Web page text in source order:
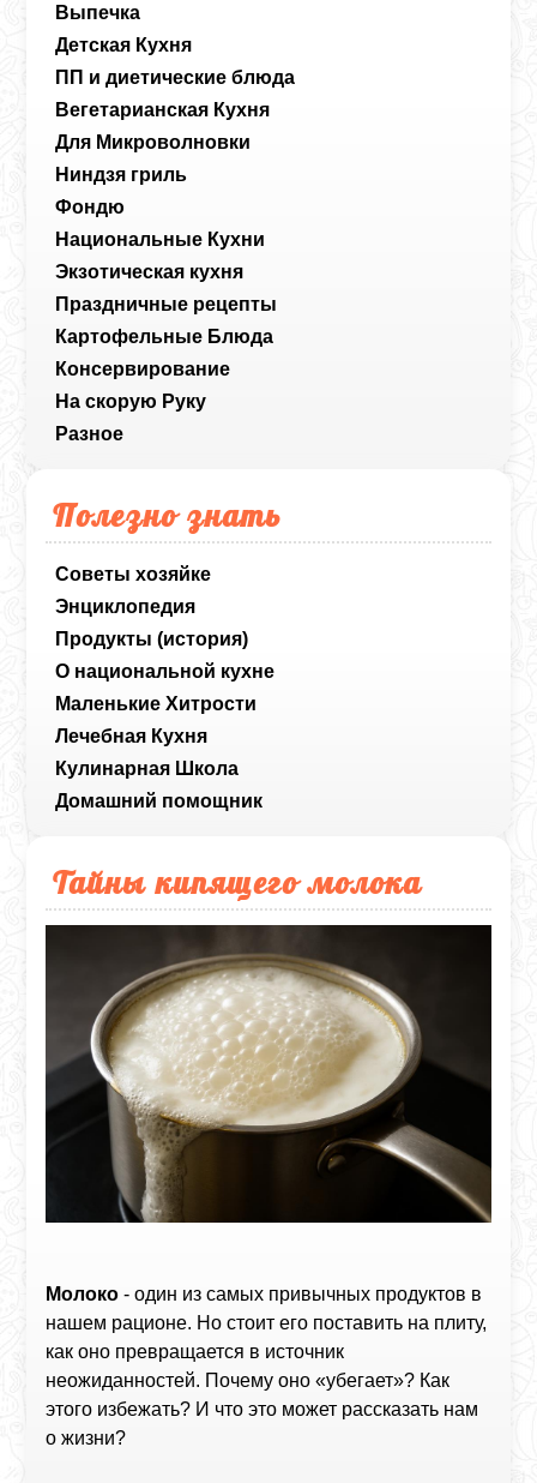
Выпечка
Детская Кухня
ПП и диетические блюда
Вегетарианская Кухня
Для Микроволновки
Ниндзя гриль
Фондю
Национальные Кухни
Экзотическая кухня
Праздничные рецепты
Картофельные Блюда
Консервирование
На скорую Руку
Разное
Полезно знать
Советы хозяйке
Энциклопедия
Продукты (история)
О национальной кухне
Маленькие Хитрости
Лечебная Кухня
Кулинарная Школа
Домашний помощник
Тайны кипящего молока
Молоко - один из самых привычных продуктов в
нашем рационе. Но стоит его поставить на плиту,
как оно превращается в источник
неожиданностей. Почему оно «убегает»? Как
этого избежать? И что это может рассказать нам
о жизни?